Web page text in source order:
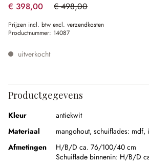
€ 398,00 € 498,00
(20.08% gespart)
Prijzen incl. btw excl. verzendkosten
Productnummer: 14087
uitverkocht
Productgegevens
Kleur
antiekwit
Materiaal
mangohout, schuiflades: mdf,
Afmetingen
H/B/D ca. 76/100/40 cm
Schuiflade binnenin: H/B/D